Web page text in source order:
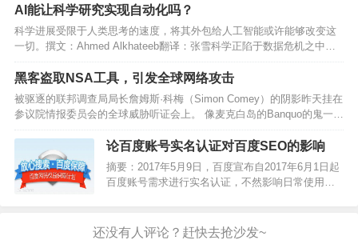
火爆了整个朋友圈。虽然我们晓得这是一则广告，但是…
AI能让科学研究实现自动化吗？
科学进展受限于人类思考的速度，将其外包给人工智能或许能够改变这
一切。撰文：Ahmed Alkhateeb翻译：张雪科学正陷于数据危机之中。
去年，仅在生物医学领域就有超过120万篇新论文发表，这令同行评审的
生物医学论文总数达到了2600万篇。…
黑客盗取NSA工具，引发全球网络攻击
被驱逐的联邦调查局局长詹姆斯·科梅（Simon Comey）的阴影昨天挂在
参议院情报委员会的全球威胁听证会上。 像麦克白岛的Banquo的鬼一
样，Comey的缺席无处不在。 但这不是当今最超现实的方面。 这是在
内部威胁越来越严重和可怕的时候…论百度账号实名认证对百度SEO的影响
摘要：2017年5月9日，百度宣布自2017年6月1日起
百度账号需求进行实名认证，不然影响日常使用。